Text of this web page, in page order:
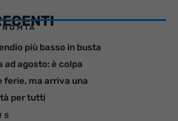
più basso in busta
ad agosto: è colpa
ferie, ma arriva una
per tutti